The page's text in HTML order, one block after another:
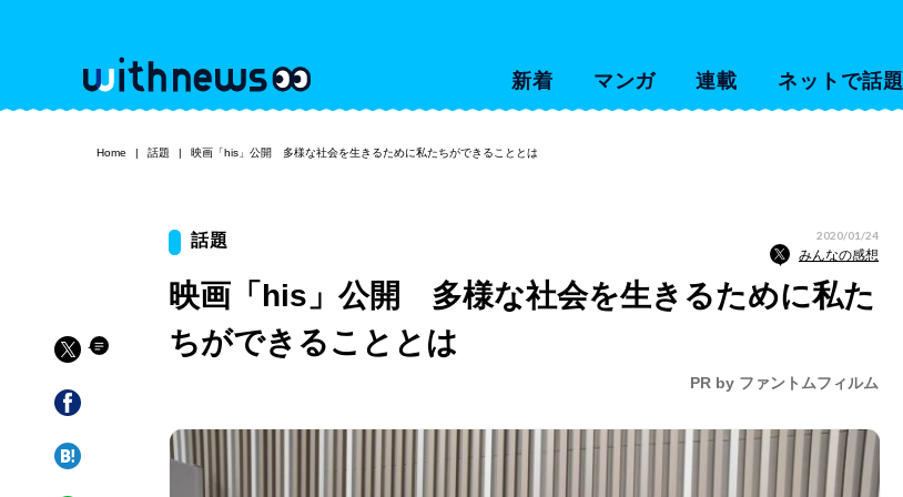
新着 マンガ 連載 ネットで話題
Home 話題 映画「his」公開 多様な社会を生きるために私たちができることとは
話題 2020/01/24
みんなの感想
映画「his」公開 多様な社会を生きるために私た
ちができることとは
PR by ファントムフィルム